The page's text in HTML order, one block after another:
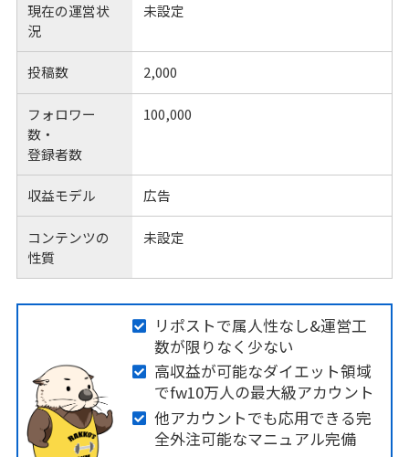
現在の運営状
況
未設定
投稿数 2,000
フォロワー
数・
登録者数
100,000
収益モデル 広告
コンテンツの
性質
未設定
リポストで属人性なし&運営工
数が限りなく少ない
高収益が可能なダイエット領域
でfw10万人の最大級アカウント
他アカウントでも応用できる完
全外注可能なマニュアル完備